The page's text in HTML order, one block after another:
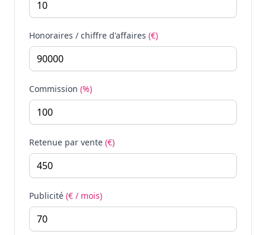
Honoraires / chiffre d'affaires (€)
Commission (%)
Retenue par vente (€)
Publicité (€ / mois)